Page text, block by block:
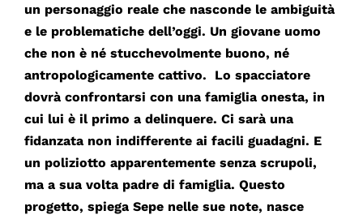
un personaggio reale che nasconde le ambiguità
e le problematiche dell’oggi. Un giovane uomo
che non è né stucchevolmente buono, né
antropologicamente cattivo. Lo spacciatore
dovrà confrontarsi con una famiglia onesta, in
cui lui è il primo a delinquere. Ci sarà una
fidanzata non indifferente ai facili guadagni. E
un poliziotto apparentemente senza scrupoli,
ma a sua volta padre di famiglia. Questo
progetto, spiega Sepe nelle sue note, nasce